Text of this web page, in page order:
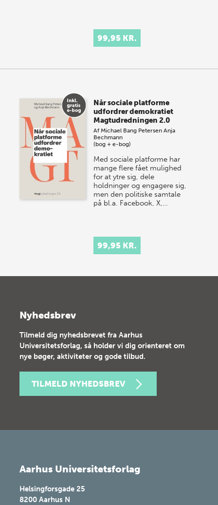
99,95 KR.
Når sociale platforme
udfordrer demokratiet
Magtudredningen 2.0
Af Michael Bang Petersen Anja
Bechmann
(bog + e-bog)
Med sociale platforme har
mange flere fået mulighed
for at ytre sig, dele
holdninger og engagere sig,
men den politiske samtale
på bl.a. Facebook, X,…
99,95 KR.
Nyhedsbrev
Tilmeld dig nyhedsbrevet fra Aarhus
Universitetsforlag, så holder vi dig orienteret om
nye bøger, aktiviteter og gode tilbud.
TILMELD NYHEDSBREV
Aarhus Universitetsforlag
Helsingforsgade 25
8200 Aarhus N